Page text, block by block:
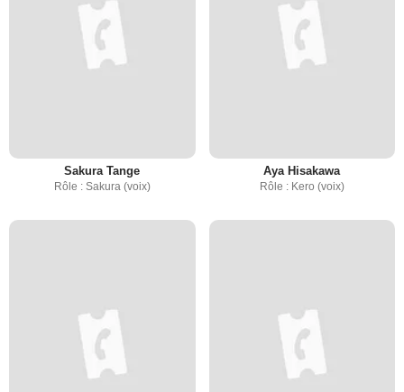
Sakura Tange
Rôle : Sakura (voix)
Aya Hisakawa
Rôle : Kero (voix)